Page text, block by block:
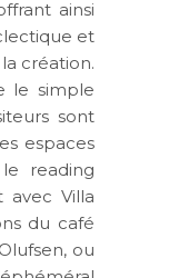
ainsi
et
création.
le simple
sont
espaces
reading
avec Villa
du café
, ou